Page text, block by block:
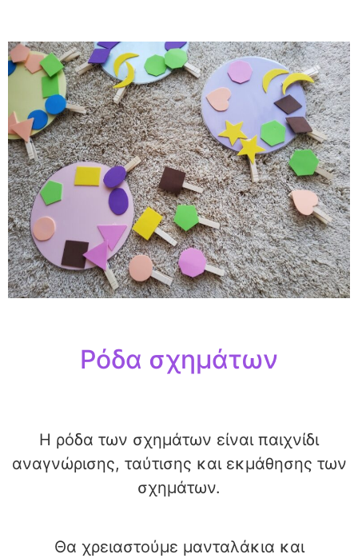
Ρόδα σχημάτων
Η ρόδα των σχημάτων είναι παιχνίδι
αναγνώρισης, ταύτισης και εκμάθησης των
σχημάτων.
Θα χρειαστούμε μανταλάκια και